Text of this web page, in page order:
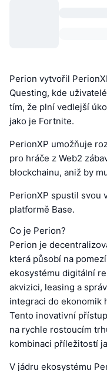
Perion vytvořil
Questing, kde
tím, že plní vedlejší
jako je Fortnite.
PerionXP umožňuje
pro hráče z Web2
blockchainu, aniž by
PerionXP spustil svou
platformě Base.
Co je Perion?
Perion je
která působí na
ekosystému digitální
akvizici, leasing a
integraci do ekonomik
Tento inovativní
na rychle rostoucím
kombinaci příležitostí
V jádru ekosystému